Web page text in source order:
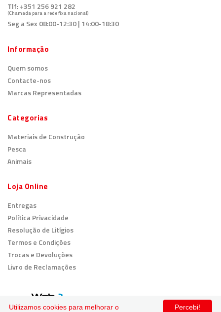
Tlf:+351 256 921 282
(Chamada para a rede fixa nacional)
Seg a Sex 08:00-12:30 | 14:00-18:30
Informação
Quem somos
Contacte-nos
Marcas Representadas
Categorias
Materiais de Construção
Pesca
Animais
Loja Online
Entregas
Política Privacidade
Resolução de Litígios
Termos e Condições
Trocas e Devoluções
Livro de Reclamações
Percebi!
Utilizamos cookies para melhorar o